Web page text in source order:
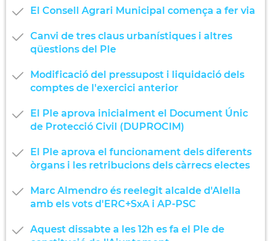
El Consell Agrari Municipal comença a fer via
Canvi de tres claus urbanístiques i altres
qüestions del Ple
Modificació del pressupost i liquidació dels
comptes de l'exercici anterior
El Ple aprova inicialment el Document Únic
de Protecció Civil (DUPROCIM)
El Ple aprova el funcionament dels diferents
òrgans i les retribucions dels càrrecs electes
Marc Almendro és reelegit alcalde d'Alella
amb els vots d'ERC+SxA i AP-PSC
Aquest dissabte a les 12h es fa el Ple de